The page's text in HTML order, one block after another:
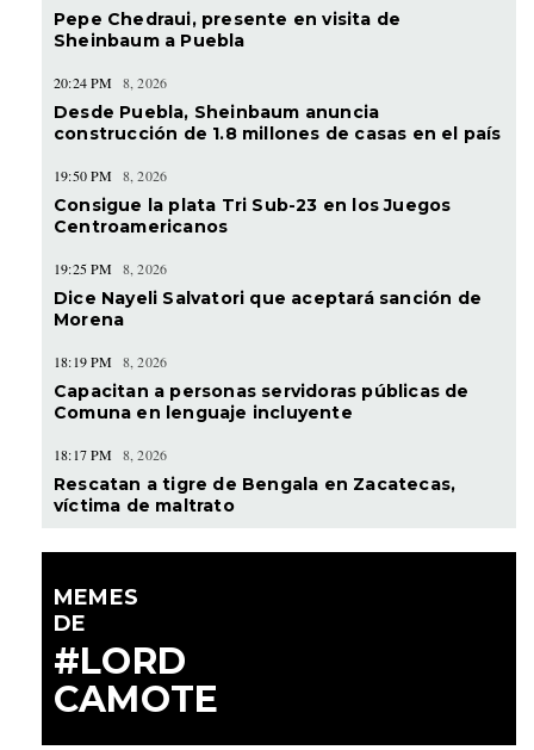
Pepe Chedraui, presente en visita de
Sheinbaum a Puebla
20:24 PM 8, 2026
Desde Puebla, Sheinbaum anuncia
construcción de 1.8 millones de casas en el país
19:50 PM 8, 2026
Consigue la plata Tri Sub-23 en los Juegos
Centroamericanos
19:25 PM 8, 2026
Dice Nayeli Salvatori que aceptará sanción de
Morena
18:19 PM 8, 2026
Capacitan a personas servidoras públicas de
Comuna en lenguaje incluyente
18:17 PM 8, 2026
Rescatan a tigre de Bengala en Zacatecas,
víctima de maltrato
MEMES
DE
#LORD
CAMOTE